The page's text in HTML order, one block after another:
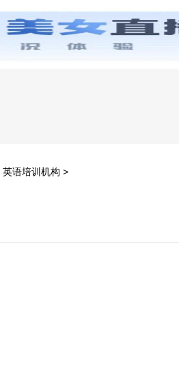
零基础学英语 小学英语
英语培训机构 >